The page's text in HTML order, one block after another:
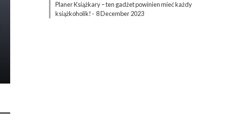
Planer Książkary – ten gadżet powinien mieć każdy
książkoholik! · 8 December 2023